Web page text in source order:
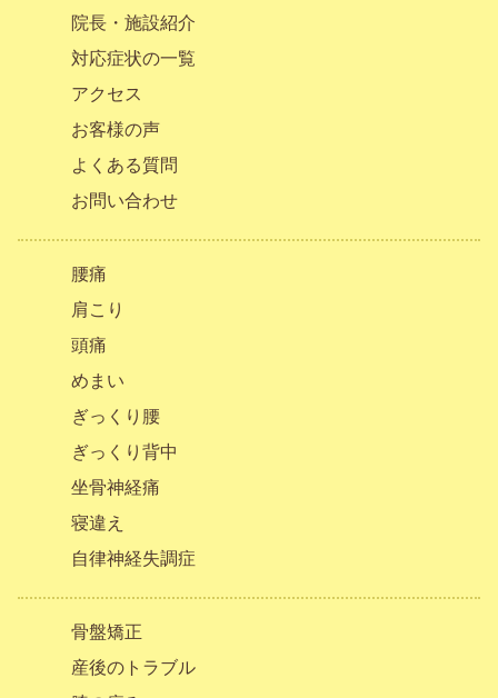
院長・施設紹介
対応症状の一覧
アクセス
お客様の声
よくある質問
お問い合わせ
腰痛
肩こり
頭痛
めまい
ぎっくり腰
ぎっくり背中
坐骨神経痛
寝違え
自律神経失調症
骨盤矯正
産後のトラブル